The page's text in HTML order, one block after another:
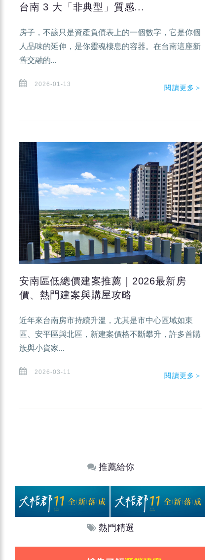
台南 3 大「非典型」質感...
房子，不該只是資產負債表上的一個數字，它是你個
人品味的延伸，是你靈魂棲息的容器。在台南這座新
舊交融的...
2026-01-13 閱讀更多＞
安南區低總價建案推薦｜2026最新房
價、熱門建案與購屋攻略
近年來台南房市持續升溫，尤其是市中心區域如東
區、安平區與北區，新建案價格不斷攀升，許多首購
族與小資家...
2026-03-11 閱讀更多＞
推薦給你
熱門精選